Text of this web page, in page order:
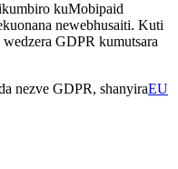
kuMobipaid
newebhusaiti. Kuti
GDPR kumutsara
nezve GDPR, shanyiraEU